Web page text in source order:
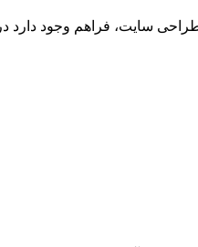
سایت، فراهم وجود دارد